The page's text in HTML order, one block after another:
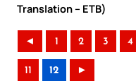
Translation – ETB)
◄ 1 2 3 4
11 12 ►